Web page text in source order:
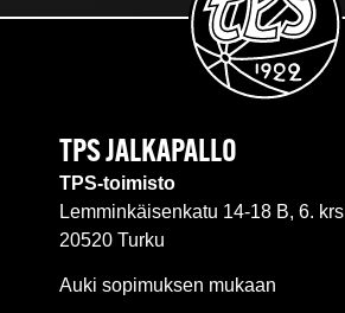
TPS JALKAPALLO
TPS-toimisto
Lemminkäisenkatu 14-18 B, 6. krs
20520 Turku
Auki sopimuksen mukaan